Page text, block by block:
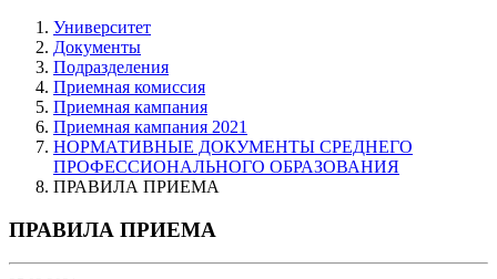
Университет
Документы
Подразделения
Приемная комиссия
Приемная кампания
Приемная кампания 2021
НОРМАТИВНЫЕ ДОКУМЕНТЫ СРЕДНЕГО
ПРОФЕССИОНАЛЬНОГО ОБРАЗОВАНИЯ
ПРАВИЛА ПРИЕМА
ПРАВИЛА ПРИЕМА